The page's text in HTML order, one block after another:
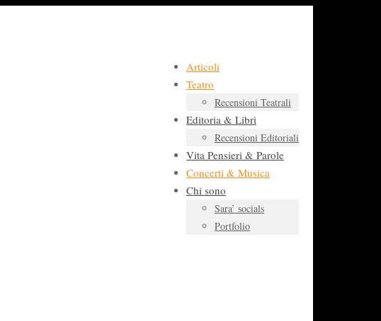
Articoli
Teatro
Recensioni Teatrali
Editoria & Libri
Recensioni Editoriali
Vita Pensieri & Parole
Concerti & Musica
Chi sono
Sara’ socials
Portfolio